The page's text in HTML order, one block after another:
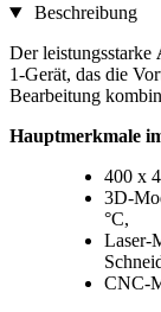
Beschreibung
Der leistungsstarke
1-Gerät, das die
Bearbeitung
Hauptmerkmale
400 x
3D-
°C,
Laser-
CNC-